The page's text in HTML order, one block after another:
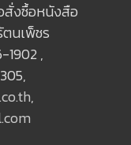
สั่งซื้อหนังสือ
นเพ็ชร
1902 ,
,